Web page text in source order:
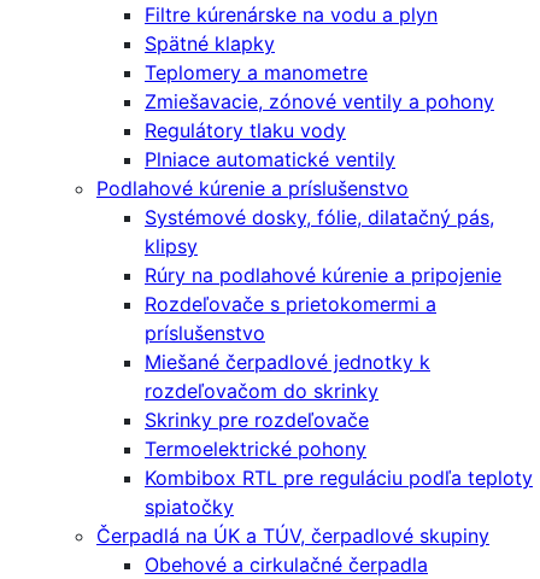
Filtre kúrenárske na vodu a plyn
Spätné klapky
Teplomery a manometre
Zmiešavacie, zónové ventily a pohony
Regulátory tlaku vody
Plniace automatické ventily
Podlahové kúrenie a príslušenstvo
Systémové dosky, fólie, dilatačný pás,
klipsy
Rúry na podlahové kúrenie a pripojenie
Rozdeľovače s prietokomermi a
príslušenstvo
Miešané čerpadlové jednotky k
rozdeľovačom do skrinky
Skrinky pre rozdeľovače
Termoelektrické pohony
Kombibox RTL pre reguláciu podľa teploty
spiatočky
Čerpadlá na ÚK a TÚV, čerpadlové skupiny
Obehové a cirkulačné čerpadla